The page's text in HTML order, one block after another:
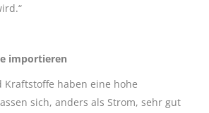
importieren
Kraftstoffe haben eine hohe
sich, anders als Strom, sehr gut